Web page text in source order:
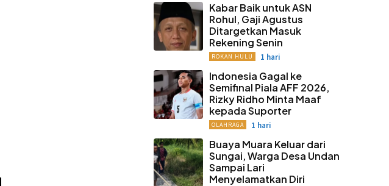
Kabar Baik untuk ASN
Rohul, Gaji Agustus
Ditargetkan Masuk
Rekening Senin
ROKAN HULU 1 hari
Indonesia Gagal ke
Semifinal Piala AFF 2026,
Rizky Ridho Minta Maaf
kepada Suporter
OLAHRAGA 1 hari
Buaya Muara Keluar dari
Sungai, Warga Desa Undan
Sampai Lari
Menyelamatkan Diri